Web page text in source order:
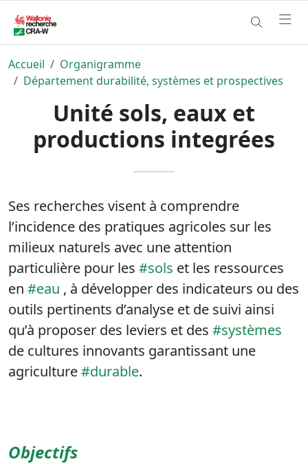
Accueil
Organigramme
Département durabilité, systèmes et prospectives
Unité sols, eaux et
productions integrées
Ses recherches visent à comprendre
l’incidence des pratiques agricoles sur les
milieux naturels avec une attention
particulière pour les #sols et les ressources
en #eau , à développer des indicateurs ou des
outils pertinents d’analyse et de suivi ainsi
qu’à proposer des leviers et des #systèmes
de cultures innovants garantissant une
agriculture#durable.
Objectifs